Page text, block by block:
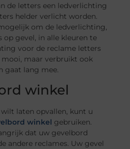
de letters een ledverlichting
helder verlicht worden.
om de ledverlichting,
op gevel, in alle kleuren te
voor de reclame letters
mooi, maar verbruikt ook
gaat lang mee.
winkel
laten opvallen, kunt u
winkel gebruiken.
dat uw gevelbord
andere reclames. Uw gevel